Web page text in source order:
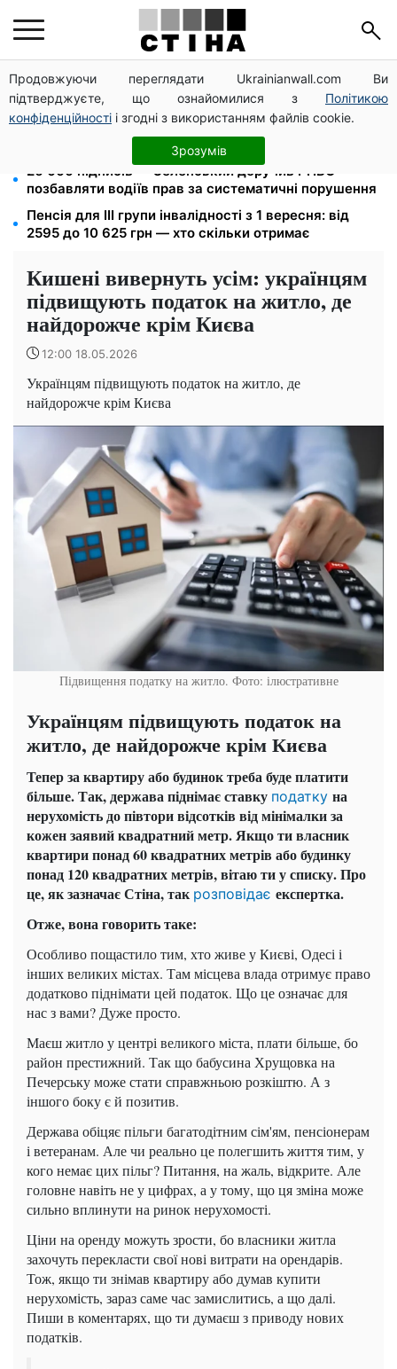
Продовжуючи переглядати Ukrainianwall.com Ви
підтверджуєте, що ознайомилися з Політикою
конфіденційності і згодні з використанням файлів cookie.
Зрозумів
125 грн за куб води: закон №4777 запустив подвійне
подорожчання тарифів у регіонах
Пенсія по інвалідності III групи з вересня: від 2595
до 10 625 грн — хто скільки отримає
26 000 підписів — Зеленський доручив РНБО
позбавляти водіїв прав за систематичні порушення
Пенсія для III групи інвалідності з 1 вересня: від
2595 до 10 625 грн — хто скільки отримає
Кишені вивернуть усім: українцям
підвищують податок на житло, де
найдорожче крім Києва
12:00 18.05.2026
Українцям підвищують податок на житло, де
найдорожче крім Києва
Підвищення податку на житло. Фото: ілюстративне
Українцям підвищують податок на
житло, де найдорожче крім Києва
Тепер за квартиру або будинок треба буде платити
більше.Так, держава піднімає ставку податку на
нерухомість до півтори відсотків від мінімалки за
кожен заявий квадратний метр.Якщо ти власник
квартири понад 60 квадратних метрів або будинку
понад 120 квадратних метрів,вітаю ти у списку. Про
це, як зазначає Стіна, так розповідає експертка.
Отже, вона говорить таке:
Особливо пощастило тим, хто живе у Києві, Одесі і
інших великих містах. Там місцева влада отримує право
додатково піднімати цей податок. Що це означає для
нас з вами? Дуже просто.
Маєш житло у центрі великого міста, плати більше, бо
район престижний. Так що бабусина Хрущовка на
Печерську може стати справжньою розкіштю. А з
іншого боку є й позитив.
Держава обіцяє пільги багатодітним сім'ям, пенсіонерам
і ветеранам. Але чи реально це полегшить життя тим, у
кого немає цих пільг?Питання, на жаль, відкрите. Але
головне навіть не у цифрах, а у тому, що ця зміна може
сильно вплинути на ринок нерухомості.
Ціни на оренду можуть зрости, бо власники житла
захочуть перекласти свої нові витрати на орендарів.
Тож, якщо ти знімав квартиру або думав купити
нерухомість, зараз саме час замислитись, а що далі.
Пиши в коментарях, що ти думаєш з приводу нових
податків.